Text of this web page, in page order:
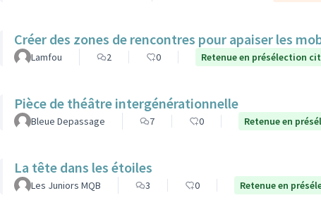
Créer des zones de rencontres pour apaiser les
Lamfou 2 0 Retenue en présélection
Pièce de théâtre intergénérationnelle
Bleue Depassage 7 0 Retenue en
La tête dans les étoiles
Les Juniors MQB 3 0 Retenue en